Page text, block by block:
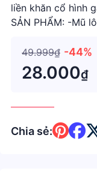
liền khăn cổ hình
SẢN PHẨM: -Mũ
ấm cho bé trai bé
ấp áp lại mềm đẹp
49.999₫ -44%
28.000₫
Chia sẻ: